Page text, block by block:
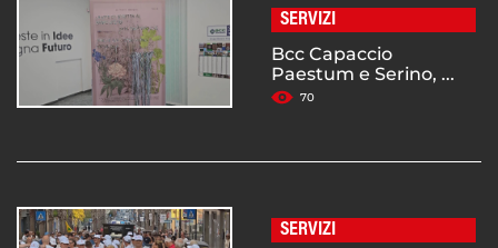
SERVIZI
Bcc Capaccio
Paestum e Serino, ...
70
SERVIZI